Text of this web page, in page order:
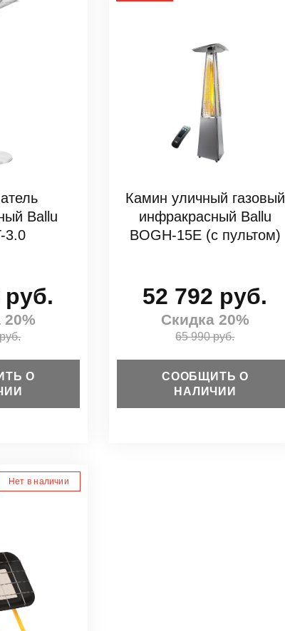
Ballu
3.0
руб.
20%
О
Камин уличный газовый
инфракрасный Ballu
BOGH-15E (с пультом)
52 792 руб.
Скидка 20%
65 990 руб.
СООБЩИТЬ О
НАЛИЧИИ
Нет в наличии